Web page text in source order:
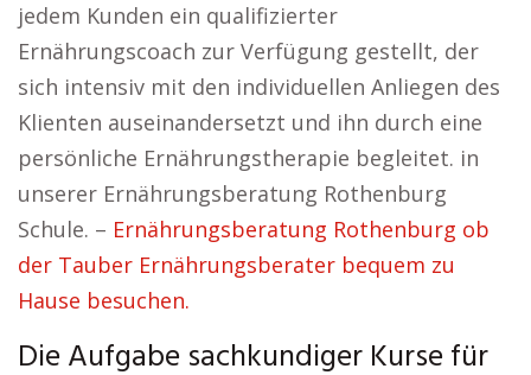
jedem Kunden ein qualifizierter
Ernährungscoach zur Verfügung gestellt, der
sich intensiv mit den individuellen Anliegen des
Klienten auseinandersetzt und ihn durch eine
persönliche Ernährungstherapie begleitet. in
unserer Ernährungsberatung Rothenburg
Schule. – Ernährungsberatung Rothenburg ob
der Tauber Ernährungsberater bequem zu
Hause besuchen.
Die Aufgabe sachkundiger Kurse für